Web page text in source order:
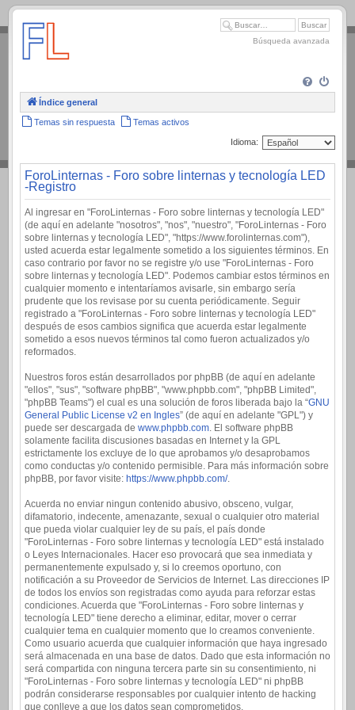
.
Búsqueda avanzada
Índice general
Temas sin respuesta Temas activos
Idioma:
ForoLinternas - Foro sobre linternas y tecnología LED
-Registro
Al ingresar en "ForoLinternas - Foro sobre linternas y tecnología LED"
(de aquí en adelante "nosotros", "nos", "nuestro", "ForoLinternas - Foro
sobre linternas y tecnología LED", "https://www.forolinternas.com"),
usted acuerda estar legalmente sometido a los siguientes términos. En
caso contrario por favor no se registre y/o use "ForoLinternas - Foro
sobre linternas y tecnología LED". Podemos cambiar estos términos en
cualquier momento e intentaríamos avisarle, sin embargo sería
prudente que los revisase por su cuenta periódicamente. Seguir
registrado a "ForoLinternas - Foro sobre linternas y tecnología LED"
después de esos cambios significa que acuerda estar legalmente
sometido a esos nuevos términos tal como fueron actualizados y/o
reformados.
Nuestros foros están desarrollados por phpBB (de aquí en adelante
"ellos", "sus", "software phpBB", "www.phpbb.com", "phpBB Limited",
"phpBB Teams") el cual es una solución de foros liberada bajo la “GNU
General Public License v2 en Ingles” (de aquí en adelante "GPL") y
puede ser descargada de www.phpbb.com . El software phpBB
solamente facilita discusiones basadas en Internet y la GPL
estrictamente los excluye de lo que aprobamos y/o desaprobamos
como conductas y/o contenido permisible. Para más información sobre
phpBB, por favor visite: https://www.phpbb.com/.
Acuerda no enviar ningun contenido abusivo, obsceno, vulgar,
difamatorio, indecente, amenazante, sexual o cualquier otro material
que pueda violar cualquier ley de su país, el país donde
"ForoLinternas - Foro sobre linternas y tecnología LED" está instalado
o Leyes Internacionales. Hacer eso provocará que sea inmediata y
permanentemente expulsado y, si lo creemos oportuno, con
notificación a su Proveedor de Servicios de Internet. Las direcciones IP
de todos los envíos son registradas como ayuda para reforzar estas
condiciones. Acuerda que "ForoLinternas - Foro sobre linternas y
tecnología LED" tiene derecho a eliminar, editar, mover o cerrar
cualquier tema en cualquier momento que lo creamos conveniente.
Como usuario acuerda que cualquier información que haya ingresado
será almacenada en una base de datos. Dado que esta información no
será compartida con ninguna tercera parte sin su consentimiento, ni
"ForoLinternas - Foro sobre linternas y tecnología LED" ni phpBB
podrán considerarse responsables por cualquier intento de hacking
que conlleve a que los datos sean comprometidos.